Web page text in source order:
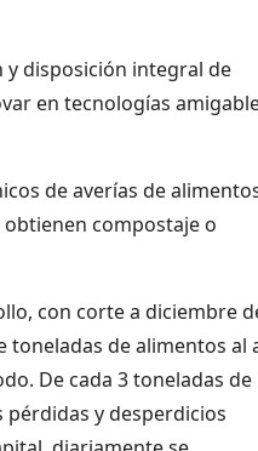
y disposición integral de
en tecnologías
de averías de
compostaje o
con corte a diciembre
toneladas de alimentos al
De cada 3 toneladas de
pérdidas y desperdicios